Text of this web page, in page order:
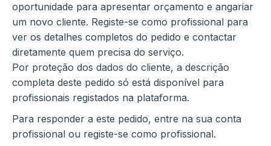
oportunidade para apresentar orçamento e angariar
um novo cliente. Registe-se como profissional para
ver os detalhes completos do pedido e contactar
diretamente quem precisa do serviço.
Por proteção dos dados do cliente, a descrição
completa deste pedido só está disponível para
profissionais registados na plataforma.
Para responder a este pedido, entre na sua conta
profissional ou registe-se como profissional.